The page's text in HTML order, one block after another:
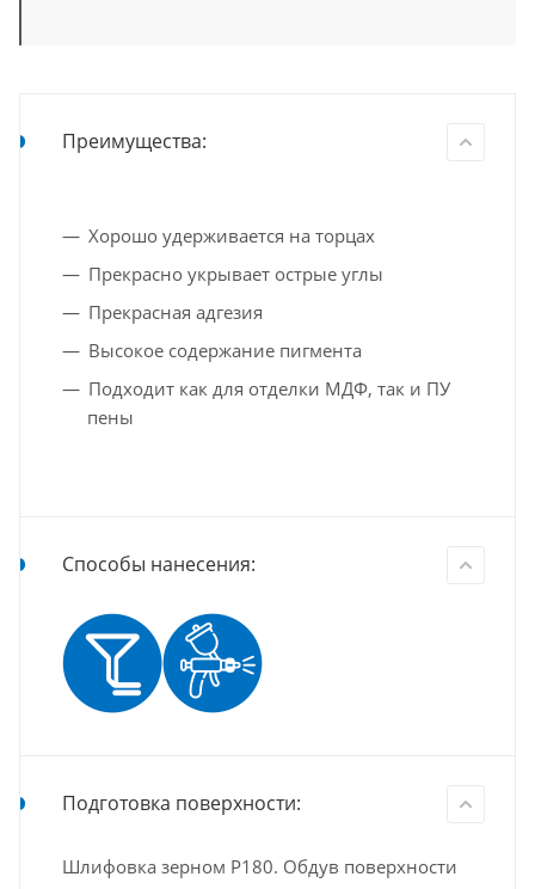
Преимущества:
Хорошо удерживается на торцах
Прекрасно укрывает острые углы
Прекрасная адгезия
Высокое содержание пигмента
Подходит как для отделки МДФ, так и ПУ
пены
Способы нанесения:
Подготовка поверхности:
Шлифовка зерном P180. Обдув поверхности